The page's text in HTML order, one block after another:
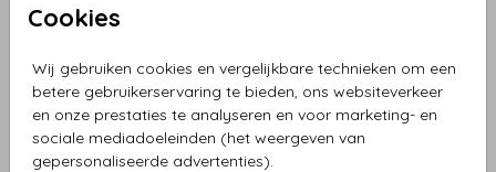
Cookies
Wij gebruiken cookies en vergelijkbare technieken om een
betere gebruikerservaring te bieden, ons websiteverkeer
en onze prestaties te analyseren en voor marketing- en
sociale mediadoeleinden (het weergeven van
gepersonaliseerde advertenties).
Omschrijving
Menukaart met delftblauwe bloemen en goudfolie